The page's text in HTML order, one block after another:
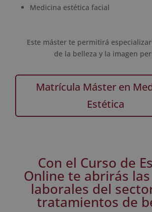
Medicina estética facial
Este máster te permitirá
de la belleza y la imagen
Matrícula Máster en
Estética
Con el Curso de
Online te abrirás
laborales del
tratamientos de